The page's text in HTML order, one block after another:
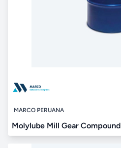
MARCO PERUANA
Molylube Mill Gear Compound